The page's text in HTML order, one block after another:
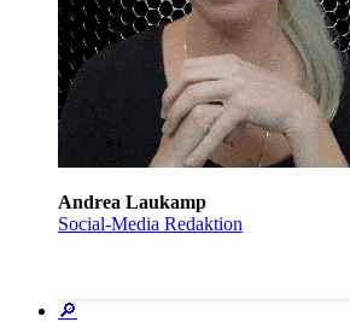
Andrea Laukamp
Social-Media Redaktion
🔎